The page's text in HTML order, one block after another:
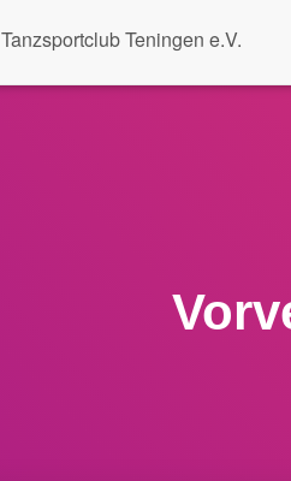
Tanzsportclub Teningen e.V.